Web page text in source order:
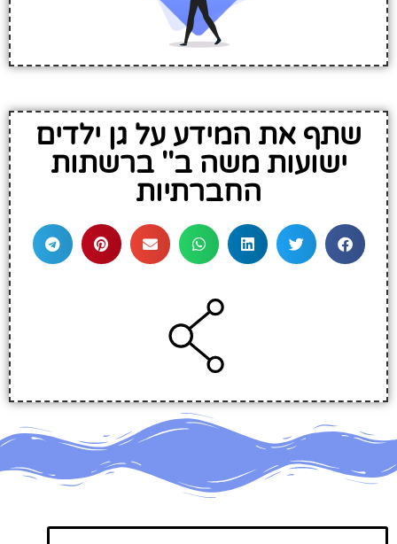
שתף את המידע על גן ילדים
ישועות משה ב'' ברשתות
החברתיות